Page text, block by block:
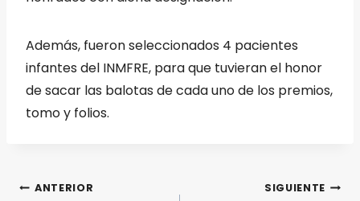
Además, fueron seleccionados 4 pacientes
infantes del INMFRE, para que tuvieran el honor
de sacar las balotas de cada uno de los premios,
tomo y folios.
ANTERIOR SIGUIENTE